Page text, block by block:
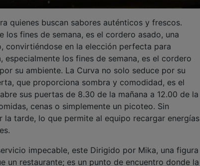
quienes buscan sabores auténticos y frescos.
fines de semana, es el cordero asado, una
convirtiéndose en la elección perfecta para
los fines de semana, es el cordero
su ambiente. La Curva no solo seduce por su
que proporciona sombra y comodidad, es el
sus puertas de 8.30 de la mañana a 12.00 de la
cenas o simplemente un picoteo. Sin
tarde, lo que permite al equipo recargar energías
impecable, este Dirigido por Mika, una figura
un restaurante; es un punto de encuentro donde la